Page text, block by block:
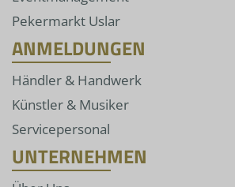
Pekermarkt Uslar
ANMELDUNGEN
Händler & Handwerk
Künstler & Musiker
Servicepersonal
UNTERNEHMEN